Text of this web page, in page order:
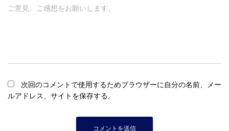
ご意見、ご感想をお願いします。
次回のコメントで使用するためブラウザーに自分の名前、メー
ルアドレス、サイトを保存する。